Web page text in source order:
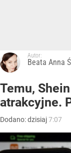
Autor:
Beata Anna
Temu,
atrakcyjne.
Dodano:dzisiaj7:07